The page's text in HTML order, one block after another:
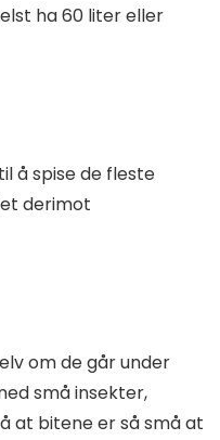
ha 60 liter eller
å spise de fleste
derimot
om de går under
små insekter,
at bitene er så små at